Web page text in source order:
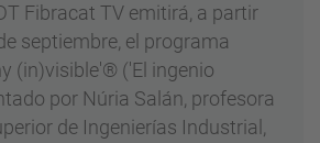
Fibracat TV emitirá, a partir
septiembre, el programa
(in)visible'® ('El ingenio
por Núria Salán, profesora
de Ingenierías Industrial,